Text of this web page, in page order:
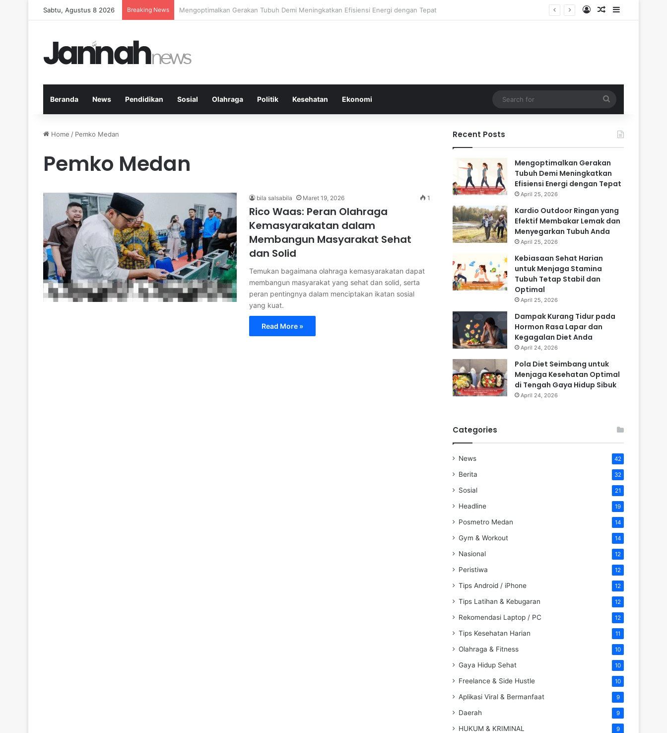
Sabtu, Agustus 8 2026 Breaking News Kardio Outdoor Ringan yang Efektif Membakar Lemak dan Menyegarkan Tubuh Anda Log InRandom Article
Sidebar
Beranda News Pendidikan Sosial Olahraga Politik Kesehatan Ekonomi
for
Home / Pemko Medan
Pemko Medan
bila salsabila Maret 19, 2026 1
Rico Waas: Peran Olahraga
Kemasyarakatan dalam
Membangun Masyarakat Sehat
dan Solid
Temukan bagaimana olahraga kemasyarakatan dapat
membangun masyarakat yang sehat dan solid, serta
peran pentingnya dalam menciptakan ikatan sosial
yang kuat.
Read More »
Recent Posts
Mengoptimalkan Gerakan
Tubuh Demi Meningkatkan
Efisiensi Energi dengan Tepat
April 25, 2026
Kardio Outdoor Ringan yang
Efektif Membakar Lemak dan
Menyegarkan Tubuh Anda
April 25, 2026
Kebiasaan Sehat Harian
untuk Menjaga Stamina
Tubuh Tetap Stabil dan
Optimal
April 25, 2026
Dampak Kurang Tidur pada
Hormon Rasa Lapar dan
Kegagalan Diet Anda
April 24, 2026
Pola Diet Seimbang untuk
Menjaga Kesehatan Optimal
di Tengah Gaya Hidup Sibuk
April 24, 2026
Categories
News 42
Berita 32
Sosial 21
Headline 19
Posmetro Medan 14
Gym & Workout 14
Nasional 12
Peristiwa 12
Tips Android / iPhone 12
Tips Latihan & Kebugaran 12
Rekomendasi Laptop / PC 12
Tips Kesehatan Harian 11
Olahraga & Fitness 10
Gaya Hidup Sehat 10
Freelance & Side Hustle 10
Aplikasi Viral & Bermanfaat 9
Daerah 9
HUKUM & KRIMINAL 9